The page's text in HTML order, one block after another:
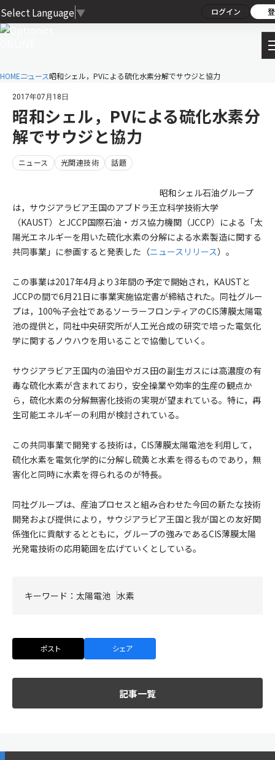
Select Language ▼ ログイン
HOMEニュース昭和シェル，PVによる硫化水素分解でサウジと協力
2017年07月18日
昭和シェル，PVによる硫化水素分
解でサウジと協力
ニュース 光関連技術 話題
昭和シェル石油グループ
は，サウジアラビア王国のアブドラ王立科学技術大学
（KAUST）とJCCP国際石油・ガス協力機関（JCCP）による「太
陽光エネルギーを用いた硫化水素の分解による水素製造に関する
共同事業」に参画すると発表した（ニュースリリース）。
この事業は2017年4月より3年間の予定で開始され，KAUSTと
JCCPの間で6月21日に事業実施協定書が締結された。同社グルー
プは，100%子会社であるソーラーフロンティアのCIS薄膜太陽電
池の提供と，同社中央研究所が人工光合成の研究で培った電気化
学に関するノウハウを用いることで協働していく。
サウジアラビア王国内の油田やガス田の副生ガスには高濃度の有
毒な硫化水素が含まれており，安全操業や効率的生産の観点か
ら，硫化水素の分解無害化技術の実現が望まれている。特に，再
生可能エネルギーの利用が検討されている。
この共同事業で開発する技術は，CIS薄膜太陽電池を利用して，
硫化水素を電気化学的に分解し硫黄と水素を得るものであり，無
害化と同時に水素を得られるのが特長。
同社グループは、産油プロセスと組み合わせた今回の新たな技術
開発および提供により，サウジアラビア王国と我が国との友好関
係強化に貢献するとともに，グループの強みであるCIS薄膜太陽
光発電技術の応用範囲を広げていくとしている。
キーワード： 太陽電池 水素
ポスト シェア
記事一覧